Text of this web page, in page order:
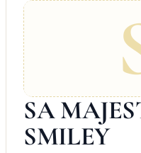
SA
SMILEY